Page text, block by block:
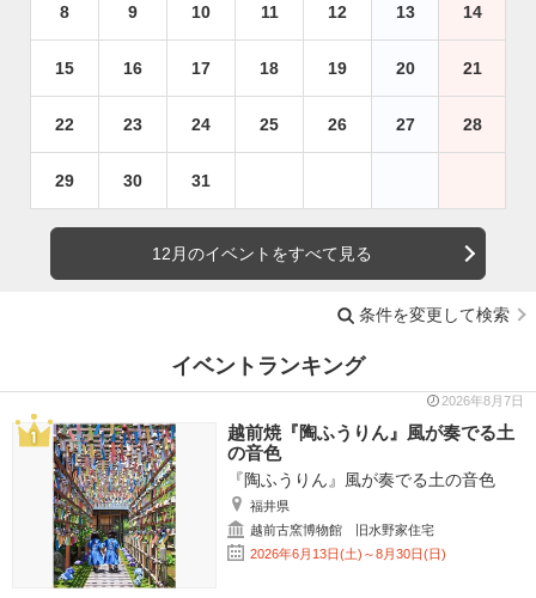
8 9 10 11 12 13 14
15 16 17 18 19 20 21
22 23 24 25 26 27 28
29 30 31
12月のイベントをすべて見る
条件を変更して検索
イベントランキング
2026年8月7日
越前焼『陶ふうりん』風が奏でる土
の音色
『陶ふうりん』風が奏でる土の音色
福井県
越前古窯博物館 旧水野家住宅
2026年6月13日(土)～8月30日(日)